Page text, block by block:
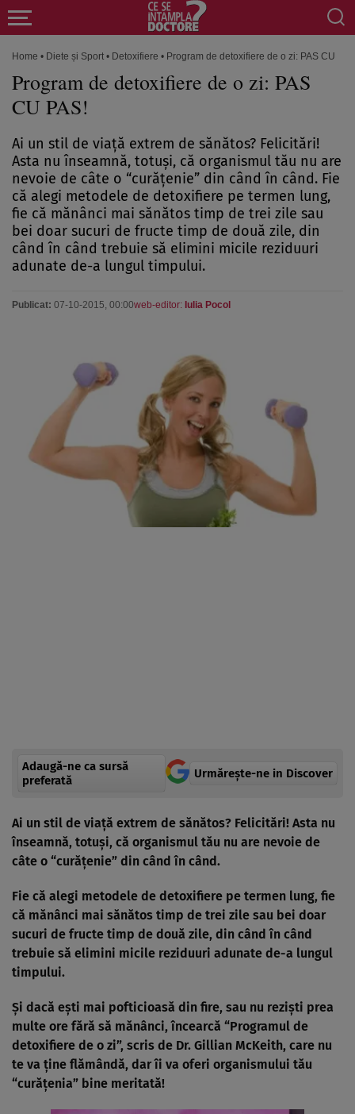
Home • Diete și Sport • Detoxifiere • Program de detoxifiere de o zi: PAS CU
Program de detoxifiere de o zi: PAS
CU PAS!
Ai un stil de viaţă extrem de sănătos? Felicitări!
Asta nu înseamnă, totuşi, că organismul tău nu are
nevoie de câte o “curăţenie” din când în când. Fie
că alegi metodele de detoxifiere pe termen lung,
fie că mănânci mai sănătos timp de trei zile sau
bei doar sucuri de fructe timp de două zile, din
când în când trebuie să elimini micile reziduuri
adunate de-a lungul timpului.
Publicat: 07-10-2015, 00:00web-editor: Iulia Pocol
Adaugă-ne ca sursă
preferată
Urmărește-ne in Discover
Ai un stil de viaţă extrem de sănătos? Felicitări! Asta nu
înseamnă, totuşi, că organismul tău nu are nevoie de
câte o “curăţenie” din când în când.
Fie că alegi metodele de detoxifiere pe termen lung, fie
că mănânci mai sănătos timp de trei zile sau bei doar
sucuri de fructe timp de două zile, din când în când
trebuie să elimini micile reziduuri adunate de-a lungul
timpului.
Şi dacă eşti mai pofticioasă din fire, sau nu rezişti prea
multe ore fără să mănânci, încearcă “Programul de
detoxifiere de o zi”, scris de Dr. Gillian McKeith, care nu
te va ţine flămândă, dar îi va oferi organismului tău
“curăţenia” bine meritată!